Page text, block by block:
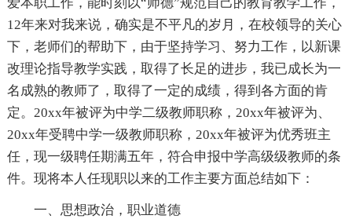
爱本职工作，能时刻以“师德”规范自己的教育教学工作，
12年来对我来说，确实是不平凡的岁月，在校领导的关心
下，老师们的帮助下，由于坚持学习、努力工作，以新课
改理论指导教学实践，取得了长足的进步，我已成长为一
名成熟的教师了，取得了一定的成绩，得到各方面的肯
定。20xx年被评为中学二级教师职称，20xx年被评为、
20xx年受聘中学一级教师职称，20xx年被评为优秀班主
任，现一级聘任期满五年，符合申报中学高级级教师的条
件。现将本人任现职以来的工作主要方面总结如下：
一、思想政治，职业道德